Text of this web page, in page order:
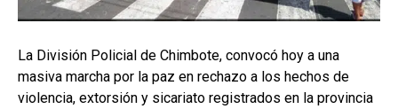
La División Policial de Chimbote, convocó hoy a una
masiva marcha por la paz en rechazo a los hechos de
violencia, extorsión y sicariato registrados en la provincia